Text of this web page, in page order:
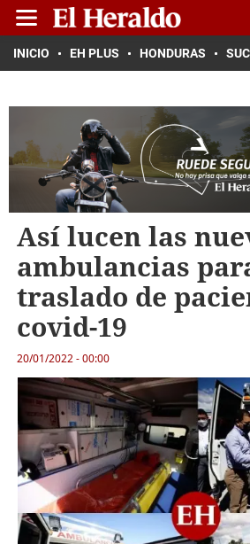
INICIO EH PLUS HONDURAS
Así lucen las
ambulancias
traslado de
covid-19
20/01/2022 - 00:00